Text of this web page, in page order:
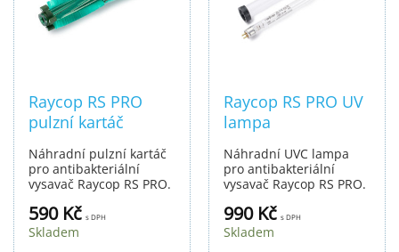
Raycop RS PRO
pulzní kartáč
Náhradní pulzní kartáč
pro antibakteriální
vysavač Raycop RS PRO.
590 Kč s DPH
Skladem
Raycop RS PRO UV
lampa
Náhradní UVC lampa
pro antibakteriální
vysavač Raycop RS PRO.
990 Kč s DPH
Skladem